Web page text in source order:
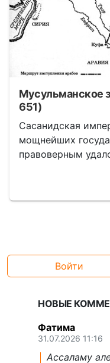
Мусульманское
651)
Сасанидская
мощнейших
правоверным
Войти
НОВЫЕ
Фатима
31.07.2026 11:16
Ассаламу